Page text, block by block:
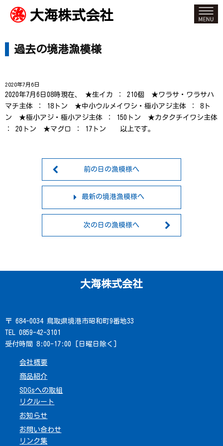
大海株式会社
過去の境港漁模様
2020年7月6日
2020年7月6日08時現在、 ★生イカ ： 210個 ★ワラサ・ワラサハ
マチ主体 ： 18トン ★中小ウルメイワシ・極小アジ主体 ： 8ト
ン ★極小アジ・極小アジ主体 ： 150トン ★カタクチイワシ主体
： 20トン ★マグロ ： 17トン 以上です。
前の日の漁模様へ
最新の境港漁模様へ
次の日の漁模様へ
大海株式会社
〒 684-0034 鳥取県境港市昭和町9番地33
TEL 0859-42-3101
受付時間 8:00-17:00 [日曜日除く]
会社概要
商品紹介
SDGsへの取組
リクルート
お知らせ
お問い合わせ
リンク集